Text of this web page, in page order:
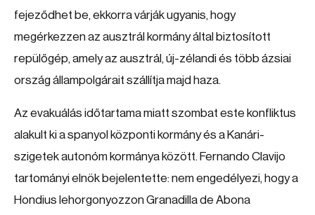
fejeződhet be, ekkorra várják ugyanis, hogy
megérkezzen az ausztrál kormány által biztosított
repülőgép, amely az ausztrál, új-zélandi és több ázsiai
ország állampolgárait szállítja majd haza.
Az evakuálás időtartama miatt szombat este konfliktus
alakult ki a spanyol központi kormány és a Kanári-
szigetek autonóm kormánya között. Fernando Clavijo
tartományi elnök bejelentette: nem engedélyezi, hogy a
Hondius lehorgonyozzon Granadilla de Abona